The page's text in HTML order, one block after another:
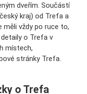
dveřím. Součástí
kraj) od Trefa a
měli vždy po ruce to,
o Trefa v
místech,
stránky Trefa.
o Trefa